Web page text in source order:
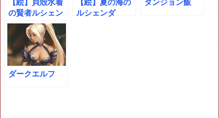
【絵】貝殻水着
の賢者ルシェン
ダ
【絵】夏の海の
ルシェンダ
ダンジョン飯
ダークエルフ